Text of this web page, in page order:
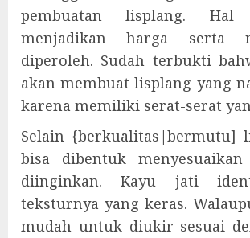
pembuatan lisplang.
menjadikan harga serta
diperoleh. Sudah terbukti
akan membuat lisplang yang
karena memiliki serat-serat
Selain {berkualitas|bermutu]
bisa dibentuk
diinginkan. Kayu jati
teksturnya yang keras.
mudah untuk diukir sesuai